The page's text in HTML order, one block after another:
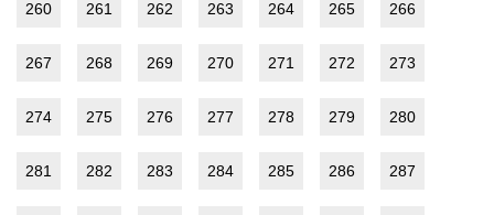
260 261 262 263 264 265 266
267 268 269 270 271 272 273
274 275 276 277 278 279 280
281 282 283 284 285 286 287